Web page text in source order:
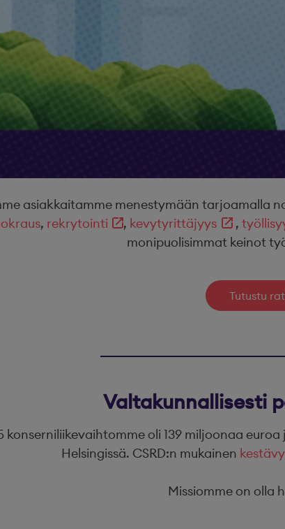
asiakkaitamme menestymään tarjoamalla
, rekrytointi , kevytyrittäjyys ,
monipuolisimmat keinot
Tutustu
Valtakunnallisesti
konserniliikevaihtomme oli 139 miljoonaa
Helsingissä. CSRD:n mukainen
Missiomme on olla